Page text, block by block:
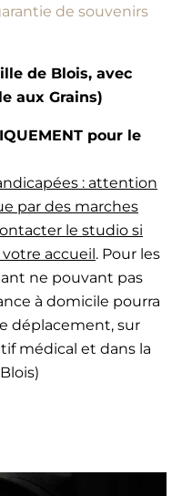
de souvenirs
de Blois, avec
aux Grains)
pour le
: attention
par des marches
le studio si
accueil. Pour les
ne pouvant pas
à domicile pourra
déplacement, sur
médical et dans la